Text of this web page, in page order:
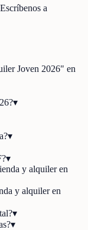
a
Joven 2026" en
▾
▾
▾
y alquiler en
y alquiler en
▾
▾